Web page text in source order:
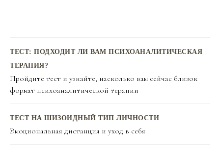
ТЕСТ: ПОДХОДИТ ЛИ ВАМ ПСИХОАНАЛИТИЧЕСКАЯ
ТЕРАПИЯ?
Пройдите тест и узнайте, насколько вам сейчас близок
формат психоаналитической терапии
ТЕСТ НА ШИЗОИДНЫЙ ТИП ЛИЧНОСТИ
Эмоциональная дистанция и уход в себя